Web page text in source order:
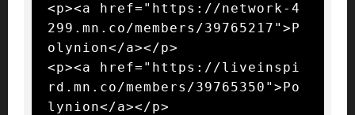
<p><a href="https://network-4
299.mn.co/members/39765217">P
olynion</a></p>
<p><a href="https://liveinspi
rd.mn.co/members/39765350">Po
lynion</a></p>